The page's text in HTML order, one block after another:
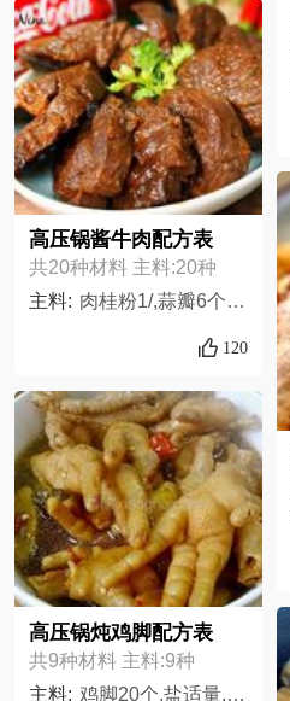
高压锅酱牛肉配方表
共20种材料 主料:20种
主料: 肉桂粉1/,蒜瓣6个,卤肉包1包,小红椒2根,牛腱1000克,葱2根,冰糖1大勺,姜30克,调味料A,老抽3大勺,豆瓣酱1大勺,花椒粉1/,番茄酱1大勺,调味料C,调味料B,冰糖1大勺,水盖过牛肉,番茄酱1大勺,生抽5大勺,米酒5大勺
120
高压锅炖鸡脚配方表
共9种材料 主料:9种
主料: 鸡脚20个,盐适量,老抽适量,生抽适量,八角1粒,料酒适量,姜半块,小葱4根,小米辣3根